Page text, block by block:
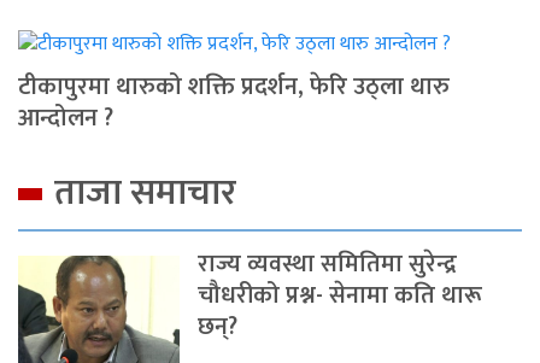
टीकापुरमा थारुको शक्ति प्रदर्शन, फेरि उठ्ला थारु
आन्दोलन ?
ताजा समाचार
राज्य व्यवस्था समितिमा सुरेन्द्र
चौधरीको प्रश्न- सेनामा कति थारू
छन्?